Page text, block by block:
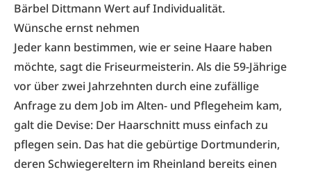
Bärbel Dittmann Wert auf Individualität.
Wünsche ernst nehmen
Jeder kann bestimmen, wie er seine Haare haben
möchte, sagt die Friseurmeisterin. Als die 59-Jährige
vor über zwei Jahrzehnten durch eine zufällige
Anfrage zu dem Job im Alten- und Pflegeheim kam,
galt die Devise: Der Haarschnitt muss einfach zu
pflegen sein. Das hat die gebürtige Dortmunderin,
deren Schwiegereltern im Rheinland bereits einen